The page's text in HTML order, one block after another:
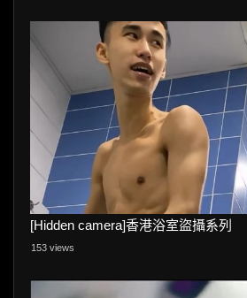
[Hidden camera]香港浴室盜攝系列
153 views